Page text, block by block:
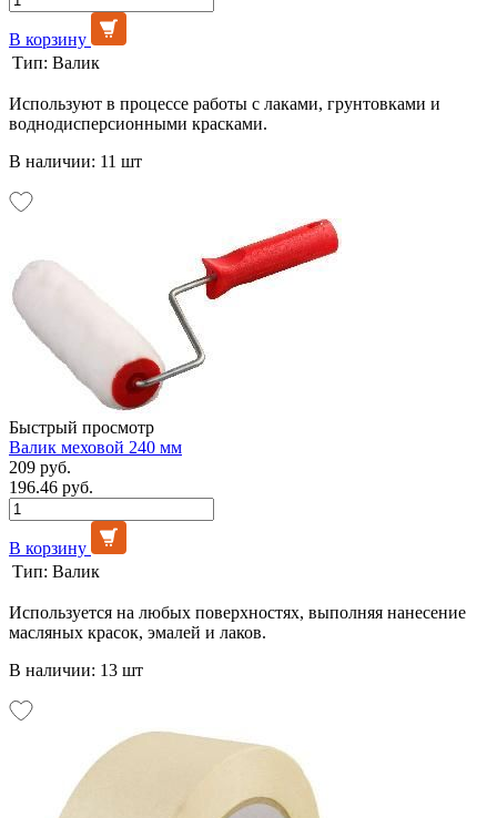
В корзину
Тип: Валик
Используют в процессе работы с лаками, грунтовками и
воднодисперсионными красками.
В наличии: 11 шт
Быстрый просмотр
Валик меховой 240 мм
209 руб.
196.46 руб.
В корзину
Тип: Валик
Используется на любых поверхностях, выполняя нанесение
масляных красок, эмалей и лаков.
В наличии: 13 шт